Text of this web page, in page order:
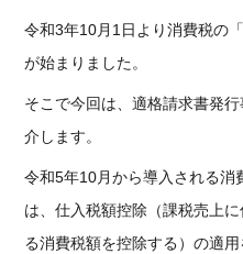
令和3年10月1日より消費税の
が始まりました。
そこで今回は、適格請求書発
介します。
令和5年10月から導入される消
は、仕入税額控除（課税売上
る消費税額を控除する）の適